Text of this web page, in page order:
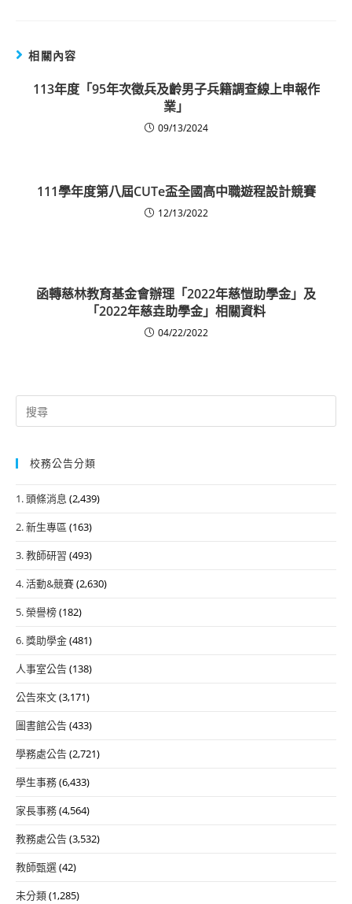
相關內容
113年度「95年次徵兵及齡男子兵籍調查線上申報作
業」
09/13/2024
111學年度第八屆CUTe盃全國高中職遊程設計競賽
12/13/2022
函轉慈林教育基金會辦理「2022年慈愷助學金」及
「2022年慈垚助學金」相關資料
04/22/2022
Search
for:
校務公告分類
1. 頭條消息 (2,439)
2. 新生專區 (163)
3. 教師研習 (493)
4. 活動&競賽(2,630)
5. 榮譽榜(182)
6. 獎助學金(481)
人事室公告(138)
公告來文(3,171)
圖書館公告(433)
學務處公告(2,721)
學生事務(6,433)
家長事務(4,564)
教務處公告(3,532)
教師甄選(42)
未分類(1,285)